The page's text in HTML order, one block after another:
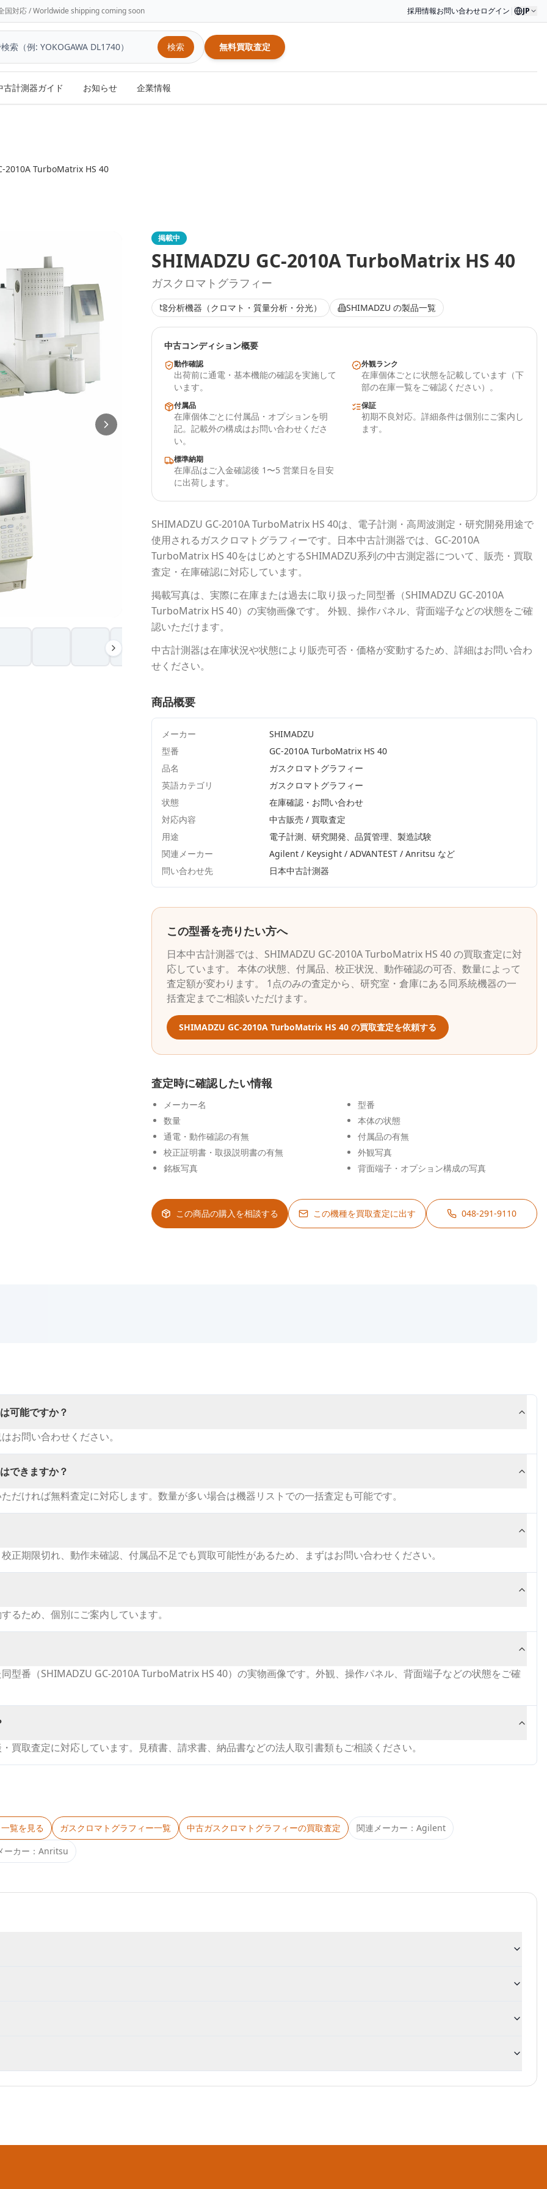
国対応 / Worldwide shipping coming soon 採用情報お問い合わせログイン | JP
検索 無料買取査定
古計測器ガイド お知らせ 企業情報
2010A TurboMatrix HS 40
掲載中
SHIMADZU GC-2010A TurboMatrix HS 40
ガスクロマトグラフィー
分析機器（クロマト・質量分析・分光） SHIMADZU の製品一覧
中古コンディション概要
動作確認
出荷前に通電・基本機能の確認を実施して
います。
外観ランク
在庫個体ごとに状態を記載しています（下
部の在庫一覧をご確認ください）。
付属品
在庫個体ごとに付属品・オプションを明
記。記載外の構成はお問い合わせくださ
い。
保証
初期不良対応。詳細条件は個別にご案内し
ます。
標準納期
在庫品はご入金確認後 1〜5 営業日を目安
に出荷します。
SHIMADZU GC-2010A TurboMatrix HS 40は、電子計測・高周波測定・研究開発用途で
使用されるガスクロマトグラフィーです。 日本中古計測器では、 GC-2010A
TurboMatrix HS 40をはじめとするSHIMADZU系列の中古測定器について、販売・買取
査定・在庫確認に対応しています。
掲載写真は、実際に在庫または過去に取り扱った同型番（SHIMADZU GC-2010A
TurboMatrix HS 40）の実物画像です。 外観、操作パネル、背面端子などの状態をご確
認いただけます。
中古計測器は在庫状況や状態により販売可否・価格が変動するため、詳細はお問い合わ
せください。
商品概要
メーカー
SHIMADZU
型番
GC-2010A TurboMatrix HS 40
品名
ガスクロマトグラフィー
英語カテゴリ
ガスクロマトグラフィー
状態
在庫確認・お問い合わせ
対応内容
中古販売 / 買取査定
用途
電子計測、研究開発、品質管理、製造試験
関連メーカー
Agilent / Keysight / ADVANTEST / Anritsu など
問い合わせ先
日本中古計測器
この型番を売りたい方へ
日本中古計測器では、 SHIMADZU GC-2010A TurboMatrix HS 40の買取査定に対
応しています。 本体の状態、付属品、校正状況、動作確認の可否、数量によって
査定額が変わります。 1点のみの査定から、研究室・倉庫にある同系統機器の一
括査定までご相談いただけます。
SHIMADZU GC-2010A TurboMatrix HS 40 の買取査定を依頼する
査定時に確認したい情報
メーカー名
型番
数量
本体の状態
通電・動作確認の有無
付属品の有無
校正証明書・取扱説明書の有無
外観写真
銘板写真
背面端子・オプション構成の写真
この商品の購入を相談する この機種を買取査定に出す 048-291-9110
可能ですか？
お問い合わせください。
できますか？
だければ無料査定に対応します。数量が多い場合は機器リストでの一括査定も可能です。
正期限切れ、動作未確認、付属品不足でも買取可能性があるため、まずはお問い合わせください。
るため、個別にご案内しています。
型番（SHIMADZU GC-2010A TurboMatrix HS 40）の実物画像です。外観、操作パネル、背面端子などの状態をご確
買取査定に対応しています。見積書、請求書、納品書などの法人取引書類もご相談ください。
覧を見る ガスクロマトグラフィー一覧 中古ガスクロマトグラフィーの買取査定 関連メーカー： Agilent
ーカー： Anritsu